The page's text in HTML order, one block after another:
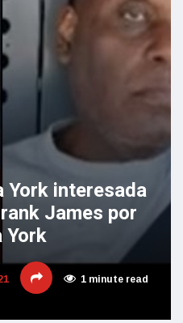
York interesada
James por
York
1 minute read